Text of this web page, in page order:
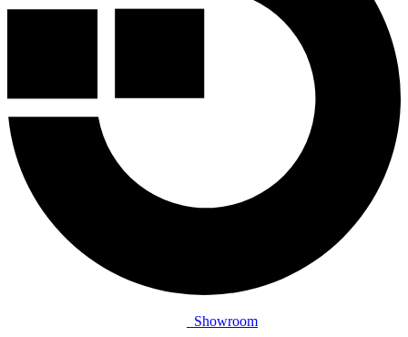
Showroom